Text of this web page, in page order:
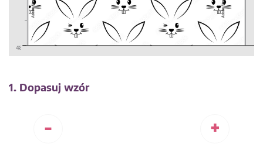
1. Dopasuj wzór
- +